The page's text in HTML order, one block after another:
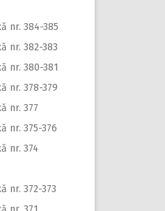
nr. 384-385
nr. 382-383
nr. 380-381
nr. 378-379
nr. 377
nr. 375-376
nr. 374
nr. 372-373